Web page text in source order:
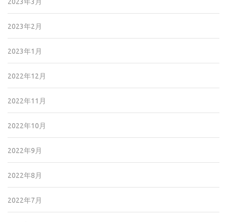
2023年3月
2023年2月
2023年1月
2022年12月
2022年11月
2022年10月
2022年9月
2022年8月
2022年7月